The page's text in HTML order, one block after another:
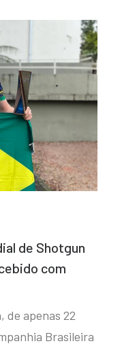
de Shotgun
com
de apenas 22
Brasileira